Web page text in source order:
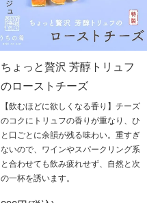
ちょっと贅沢 芳醇トリュフ
のローストチーズ
【飲むほどに欲しくなる香り】チーズ
のコクにトリュフの香りが重なり、ひ
と口ごとに余韻が残る味わい。重すぎ
ないので、ワインやスパークリング系
と合わせても飲み疲れせず、自然と次
の一杯を誘います。